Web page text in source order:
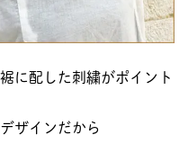
に配した刺繍がポイント
ザインだから